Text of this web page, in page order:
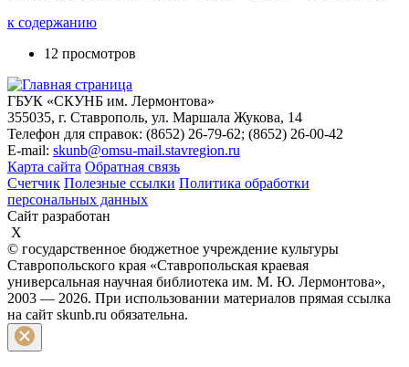
к содержанию
12 просмотров
ГБУК «СКУНБ им. Лермонтова»
355035, г. Ставрополь, ул. Маршала Жукова, 14
Телефон для справок: (8652) 26-79-62; (8652) 26-00-42
E-mail: skunb@omsu-mail.stavregion.ru
Карта сайта Обратная связь
Счетчик Полезные ссылки Политика обработки
персональных данных
Сайт разработан
X
© государственное бюджетное учреждение культуры
Ставропольского края «Ставропольская краевая
универсальная научная библиотека им. М. Ю. Лермонтова»,
2003 — 2026. При использовании материалов прямая ссылка
на сайт skunb.ru обязательна.